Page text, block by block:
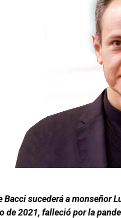
Bacci sucederá a monseñor
de 2021, falleció por la